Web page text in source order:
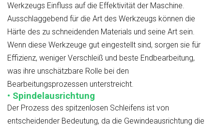
Werkzeugs Einfluss auf die Effektivität der Maschine.
Ausschlaggebend für die Art des Werkzeugs können die
Härte des zu schneidenden Materials und seine Art sein.
Wenn diese Werkzeuge gut eingestellt sind, sorgen sie für
Effizienz, weniger Verschleiß und beste Endbearbeitung,
was ihre unschätzbare Rolle bei den
Bearbeitungsprozessen unterstreicht.
• Spindelausrichtung
Der Prozess des spitzenlosen Schleifens ist von
entscheidender Bedeutung, da die Gewindeausrichtung die